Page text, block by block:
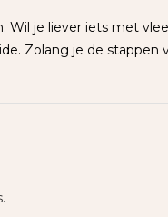
Wil je liever iets met
Zolang je de